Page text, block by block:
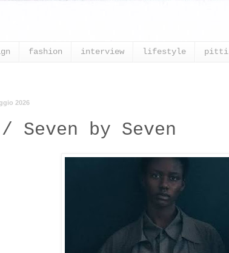
fashion interview lifestyle pitti
2026
Seven by Seven